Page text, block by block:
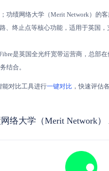
绩网络大学（Merit Network）的
、终止点等核心功能，适用于英国
是英国全光纤宽带运营商，总
结合。
能对比工具进行一键对比 ，快速评估
络大学（Merit Network）